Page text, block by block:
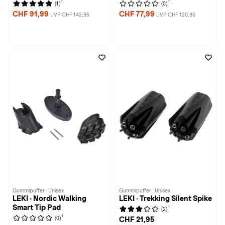
(1) 1
CHF 91,99 UVP CHF 142,95
(0) 1
CHF 77,99 UVP CHF 120,95
Gummipuffer · Unisex
LEKI · Nordic Walking
Smart Tip Pad
(0) 1
Gummipuffer · Unisex
LEKI · Trekking Silent Spike
(2) 1
CHF 21,95